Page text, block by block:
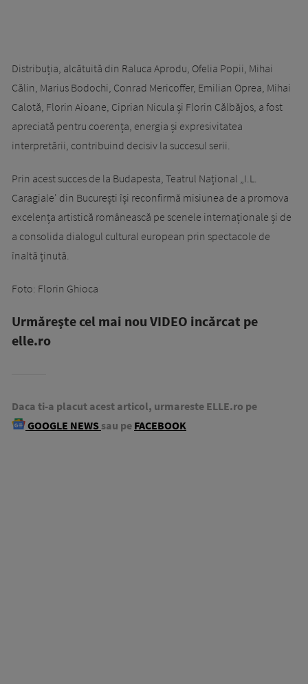
Distribuția, alcătuită din Raluca Aprodu, Ofelia Popii, Mihai
Călin, Marius Bodochi, Conrad Mericoffer, Emilian Oprea, Mihai
Calotă, Florin Aioane, Ciprian Nicula și Florin Călbăjos, a fost
apreciată pentru coerența, energia și expresivitatea
interpretării, contribuind decisiv la succesul serii.
Prin acest succes de la Budapesta, Teatrul Național „I.L.
Caragiale' din București își reconfirmă misiunea de a promova
excelența artistică românească pe scenele internaționale și de
a consolida dialogul cultural european prin spectacole de
înaltă ținută.
Foto: Florin Ghioca
Urmăreşte cel mai nou VIDEO incărcat pe
elle.ro
Daca ti-a placut acest articol, urmareste ELLE.ro pe
GOOGLE NEWS sau pe FACEBOOK